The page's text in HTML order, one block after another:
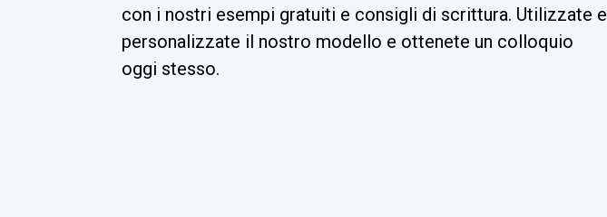
con i nostri esempi gratuiti e consigli di scrittura. Utilizzate e
personalizzate il nostro modello e ottenete un colloquio
oggi stesso.